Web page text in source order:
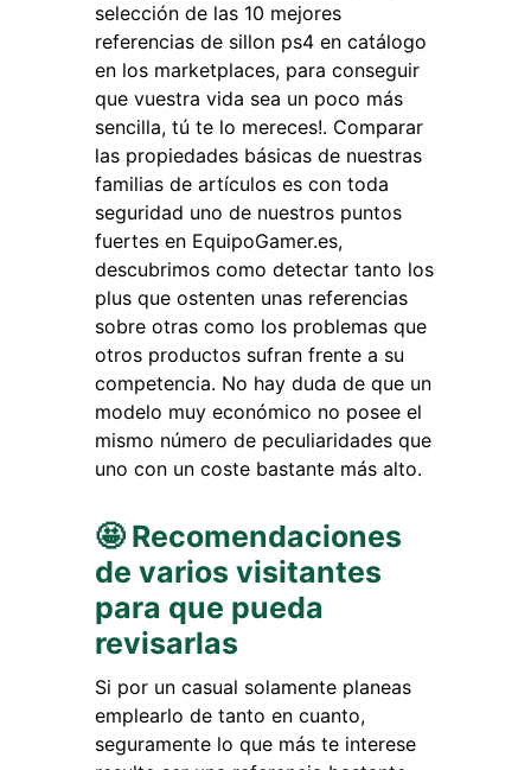
selección de las 10 mejores
referencias de sillon ps4 en catálogo
en los marketplaces, para conseguir
que vuestra vida sea un poco más
sencilla, tú te lo mereces!. Comparar
las propiedades básicas de nuestras
familias de artículos es con toda
seguridad uno de nuestros puntos
fuertes en EquipoGamer.es,
descubrimos como detectar tanto los
plus que ostenten unas referencias
sobre otras como los problemas que
otros productos sufran frente a su
competencia. No hay duda de que un
modelo muy económico no posee el
mismo número de peculiaridades que
uno con un coste bastante más alto.
🤩 Recomendaciones
de varios visitantes
para que pueda
revisarlas
Si por un casual solamente planeas
emplearlo de tanto en cuanto,
seguramente lo que más te interese